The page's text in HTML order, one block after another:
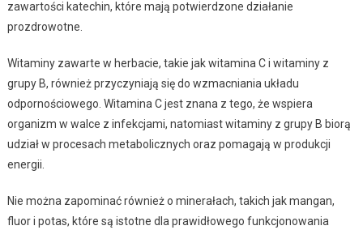
zawartości katechin, które mają potwierdzone działanie
prozdrowotne.
Witaminy zawarte w herbacie, takie jak witamina C i witaminy z
grupy B, również przyczyniają się do wzmacniania układu
odpornościowego. Witamina C jest znana z tego, że wspiera
organizm w walce z infekcjami, natomiast witaminy z grupy B biorą
udział w procesach metabolicznych oraz pomagają w produkcji
energii.
Nie można zapominać również o minerałach, takich jak mangan,
fluor i potas, które są istotne dla prawidłowego funkcjonowania